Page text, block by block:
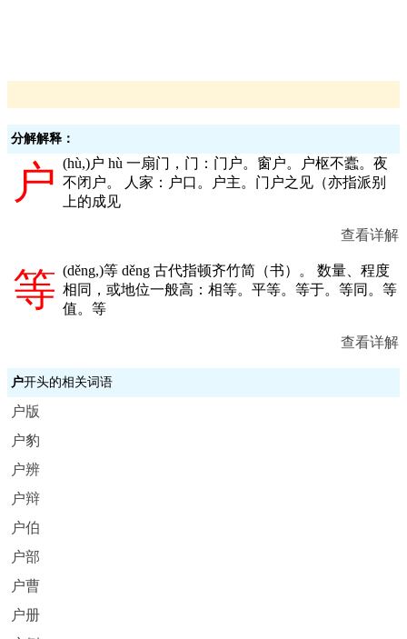
分解解释：
户 (hù,)户 hù 一扇门，门：门户。窗户。户枢不蠹。夜
不闭户。 人家：户口。户主。门户之见（亦指派别
上的成见
查看详解
等 (děng,)等 děng 古代指顿齐竹简（书）。 数量、程度
相同，或地位一般高：相等。平等。等于。等同。等
值。等
查看详解
户开头的相关词语
户版
户豹
户辨
户辩
户伯
户部
户曹
户册